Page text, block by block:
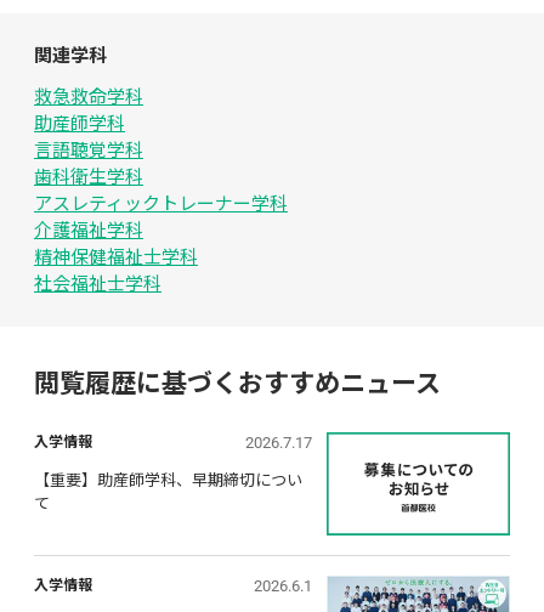
関連学科
救急救命学科
助産師学科
言語聴覚学科
歯科衛生学科
アスレティックトレーナー学科
介護福祉学科
精神保健福祉士学科
社会福祉士学科
閲覧履歴に基づくおすすめニュース
入学情報 2026.7.17
【重要】助産師学科、早期締切につい
て
入学情報 2026.6.1